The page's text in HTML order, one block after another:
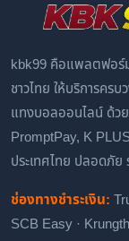
kbk99 คือแพลตฟอร์
ชาวไทย ให้บริการคร
แทงบอลออนไลน์ ด้ว
PromptPay, K
ประเทศไทย ปลอดภัย
ช่องทางชำระเงิน:
SCB Easy ·